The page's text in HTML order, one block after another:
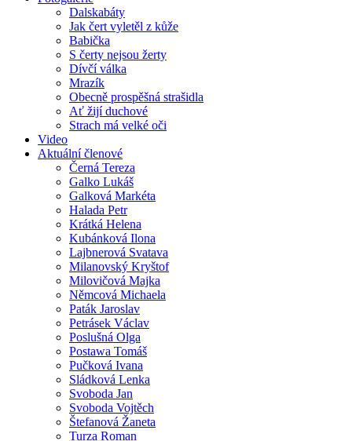
Dalskabáty
Jak čert vyletěl z kůže
Babička
S čerty nejsou žerty
Dívčí válka
Mrazík
Obecně prospěšná strašidla
Ať žijí duchové
Strach má velké oči
Video
Aktuální členové
Černá Tereza
Galko Lukáš
Galková Markéta
Halada Petr
Krátká Helena
Kubánková Ilona
Lajbnerová Svatava
Milanovský Kryštof
Milovičová Majka
Němcová Michaela
Paták Jaroslav
Petrásek Václav
Poslušná Olga
Postawa Tomáš
Pučková Ivana
Sládková Lenka
Svoboda Jan
Svoboda Vojtěch
Štefanová Žaneta
Turza Roman